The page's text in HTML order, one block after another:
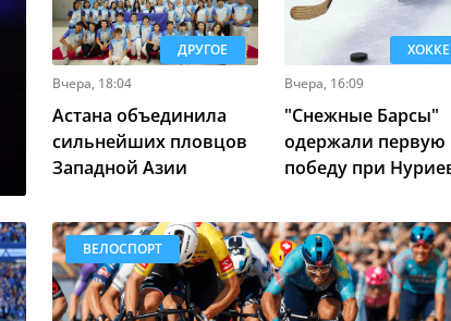
ДРУГОЕ
Вчера, 18:04
Астана объединила
сильнейших пловцов
Западной Азии
Вчера, 16:09
"Снежные Барсы"
одержали первую
победу при
ВЕЛОСПОРТ